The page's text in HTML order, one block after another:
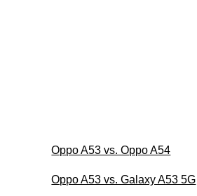
Oppo A53 vs. Oppo A54
Oppo A53 vs. Galaxy A53 5G